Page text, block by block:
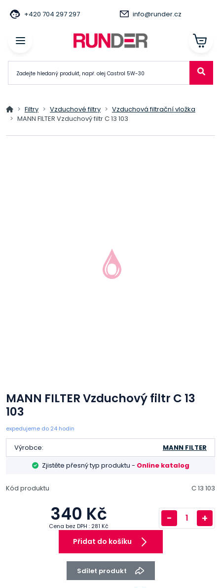
+420 704 297 297 info@runder.cz
Filtry Vzduchové filtry
Vzduchová filtrační vložka
MANN FILTER Vzduchový filtr C 13 103
MANN FILTER Vzduchový filtr C 13
103
expedujeme do 24 hodin
Výrobce:
MANN FILTER
Zjistěte přesný typ produktu - Online katalog
Kód produktu C 13 103
340 Kč
Cena bez DPH : 281 Kč
- +
Přidat do košíku
Sdílet produkt